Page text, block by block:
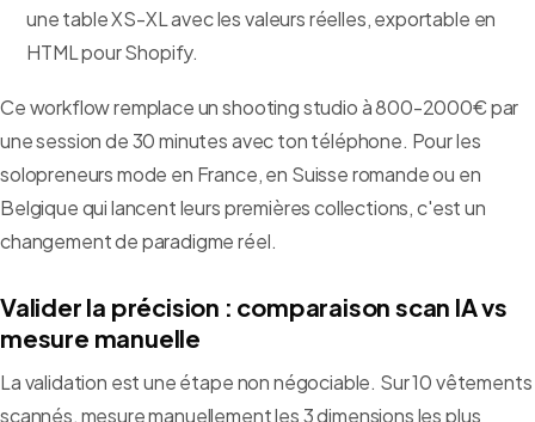
une table XS-XL avec les valeurs réelles, exportable en
HTML pour Shopify.
Ce workflow remplace un shooting studio à 800-2000€ par
une session de 30 minutes avec ton téléphone. Pour les
solopreneurs mode en France, en Suisse romande ou en
Belgique qui lancent leurs premières collections, c'est un
changement de paradigme réel.
Valider la précision : comparaison scan IA vs
mesure manuelle
La validation est une étape non négociable. Sur 10 vêtements
scannés, mesure manuellement les 3 dimensions les plus